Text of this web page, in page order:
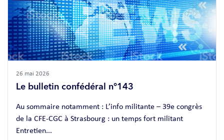
26 mai 2026
Le bulletin confédéral n°143
Au sommaire notamment : L’info militante – 39e congrès
de la CFE-CGC à Strasbourg : un temps fort militant
Entretien...